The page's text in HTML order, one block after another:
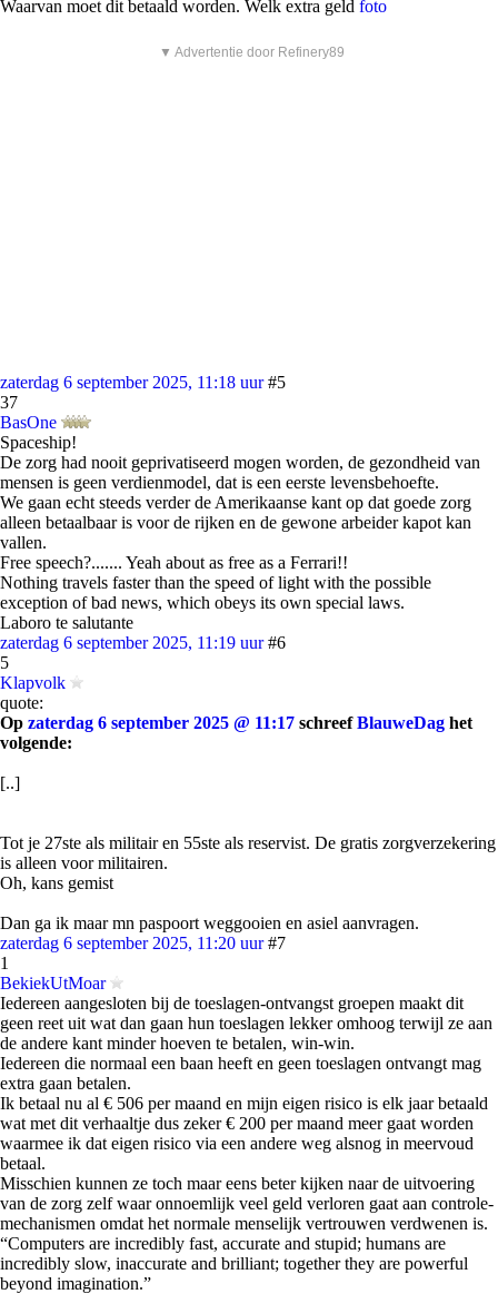
Waarvan moet dit betaald worden. Welk extra geld foto
▼ Advertentie door Refinery89
zaterdag 6 september 2025, 11:18 uur #5
37
BasOne
Spaceship!
De zorg had nooit geprivatiseerd mogen worden, de gezondheid van
mensen is geen verdienmodel, dat is een eerste levensbehoefte.
We gaan echt steeds verder de Amerikaanse kant op dat goede zorg
alleen betaalbaar is voor de rijken en de gewone arbeider kapot kan
vallen.
Free speech?....... Yeah about as free as a Ferrari!!
Nothing travels faster than the speed of light with the possible
exception of bad news, which obeys its own special laws.
Laboro te salutante
zaterdag 6 september 2025, 11:19 uur #6
5
Klapvolk
quote:
Op zaterdag 6 september 2025 @ 11:17 schreefBlauweDag het
volgende:
[..]
Tot je 27ste als militair en 55ste als reservist. De gratis zorgverzekering
is alleen voor militairen.
Oh, kans gemist
Dan ga ik maar mn paspoort weggooien en asiel aanvragen.
zaterdag 6 september 2025, 11:20 uur #7
1
BekiekUtMoar
Iedereen aangesloten bij de toeslagen-ontvangst groepen maakt dit
geen reet uit wat dan gaan hun toeslagen lekker omhoog terwijl ze aan
de andere kant minder hoeven te betalen, win-win.
Iedereen die normaal een baan heeft en geen toeslagen ontvangt mag
extra gaan betalen.
Ik betaal nu al € 506 per maand en mijn eigen risico is elk jaar betaald
wat met dit verhaaltje dus zeker € 200 per maand meer gaat worden
waarmee ik dat eigen risico via een andere weg alsnog in meervoud
betaal.
Misschien kunnen ze toch maar eens beter kijken naar de uitvoering
van de zorg zelf waar onnoemlijk veel geld verloren gaat aan controle-
mechanismen omdat het normale menselijk vertrouwen verdwenen is.
“Computers are incredibly fast, accurate and stupid; humans are
incredibly slow, inaccurate and brilliant; together they are powerful
beyond imagination.”